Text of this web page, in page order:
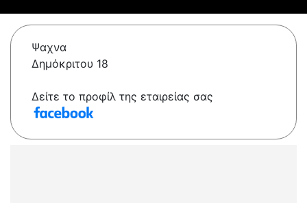
Ψαχνα
Δημόκριτου 18
Δείτε το προφίλ της εταιρείας σας